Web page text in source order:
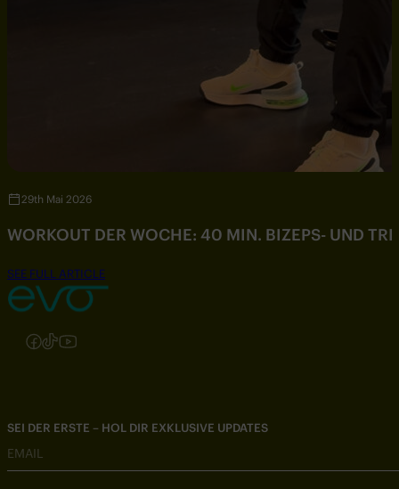
29th Mai 2026
WORKOUT DER WOCHE: 40 MIN. BIZEPS- UND
SEE FULL ARTICLE
Folgen Sie uns auf Instagram
Folgen Sie uns auf Facebook
Folgen Sie uns auf TikTok
Folgen Sie uns auf YouTube
SEI DER ERSTE – HOL DIR EXKLUSIVE UPDATES
EMAIL